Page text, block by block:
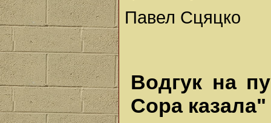
Павел Сцяцко
Водгук на
Сора казала"